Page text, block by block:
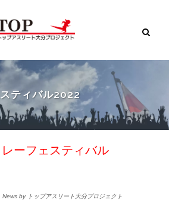
ティバル2022
レーフェスティバル
News by トップアスリート大分プロジェクト